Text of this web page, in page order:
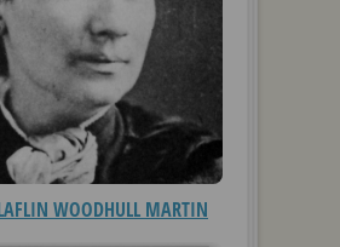
WOODHULL MARTIN